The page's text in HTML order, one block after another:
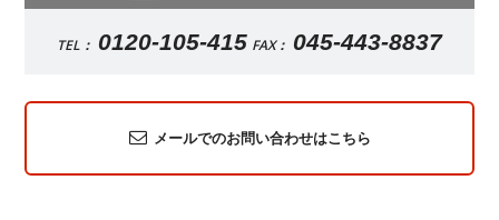
TEL： 0120-105-415 FAX： 045-443-8837
メールでのお問い合わせはこちら